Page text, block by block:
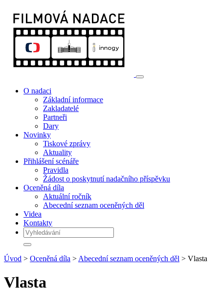
O nadaci
Základní informace
Zakladatelé
Partneři
Dary
Novinky
Tiskové zprávy
Aktuality
Přihlášení scénáře
Pravidla
Žádost o poskytnutí nadačního příspěvku
Oceněná díla
Aktuální ročník
Abecední seznam oceněných děl
Videa
Kontakty
Úvod > Oceněná díla > Abecední seznam oceněných děl > Vlasta
Vlasta